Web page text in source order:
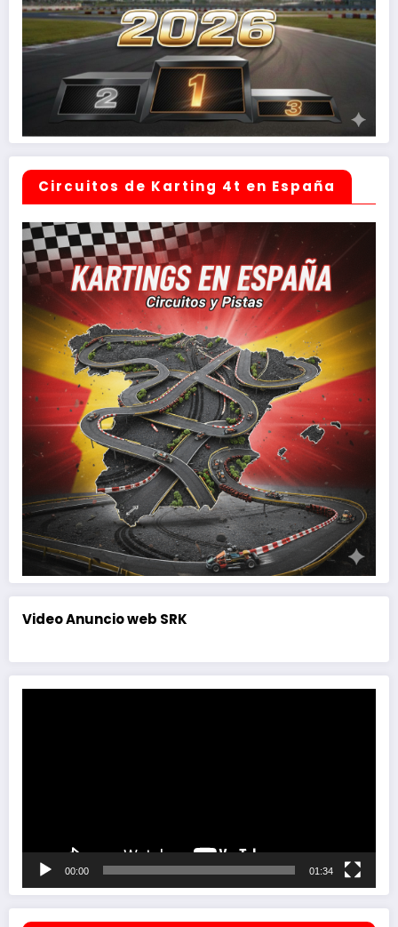
Circuitos de Karting 4t en España
Video Anuncio web SRK
00:00 01:34